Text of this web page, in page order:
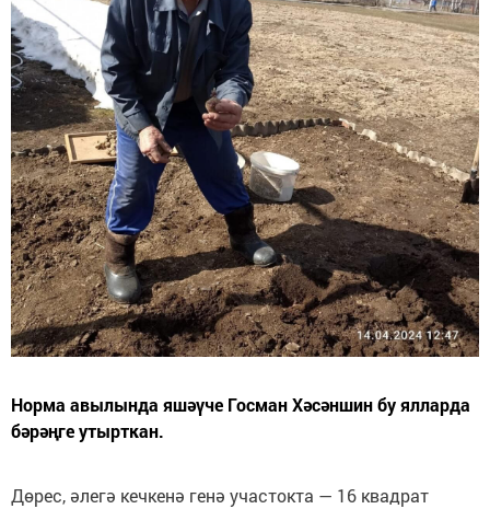
Норма авылында яшәүче Госман Хәсәншин бу ялларда
бәрәңге утырткан.
Дөрес, әлегә кечкенә генә участокта — 16 квадрат